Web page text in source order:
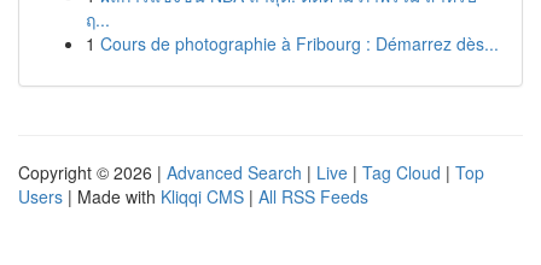
ฤ...
1 Cours de photographie à Fribourg : Démarrez dès...
Copyright © 2026 | Advanced Search | Live | Tag Cloud | Top
Users | Made with Kliqqi CMS | All RSS Feeds